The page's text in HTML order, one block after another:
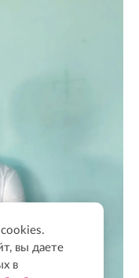
вы даете
в